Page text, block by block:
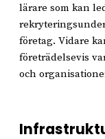
lärare som kan
företag. Vidare
företrädelsevis
och